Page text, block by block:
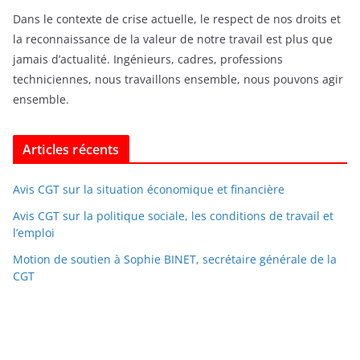
Dans le contexte de crise actuelle, le respect de nos droits et
la reconnaissance de la valeur de notre travail est plus que
jamais d’actualité. Ingénieurs, cadres, professions
techniciennes, nous travaillons ensemble, nous pouvons agir
ensemble.
Articles récents
Avis CGT sur la situation économique et financière
Avis CGT sur la politique sociale, les conditions de travail et
l’emploi
Motion de soutien à Sophie BINET, secrétaire générale de la
CGT